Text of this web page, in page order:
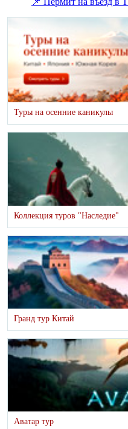
Туры на осенние каникулы
Коллекция туров "Наследие"
Гранд тур Китай
Аватар тур